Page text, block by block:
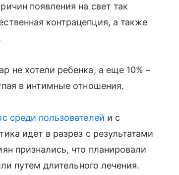
появления на свет так
контрацепция, а также
не хотели ребенка, а еще 10% –
в интимные отношения.
среди пользователей и с
идет в разрез с результатами
признались, что планировали
путем длительного лечения.